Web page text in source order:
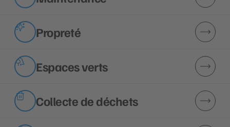
Propreté
Espaces verts
Collecte de déchets